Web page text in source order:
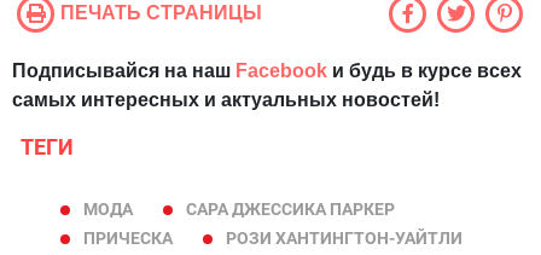
ПЕЧАТЬ СТРАНИЦЫ
Подписывайся на наш Facebook и будь в курсе всех
самых интересных и актуальных новостей!
ТЕГИ
МОДА
САРА ДЖЕССИКА ПАРКЕР
ПРИЧЕСКА
РОЗИ ХАНТИНГТОН-УАЙТЛИ